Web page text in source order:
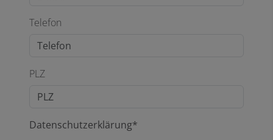
Telefon
PLZ
Datenschutzerklärung*